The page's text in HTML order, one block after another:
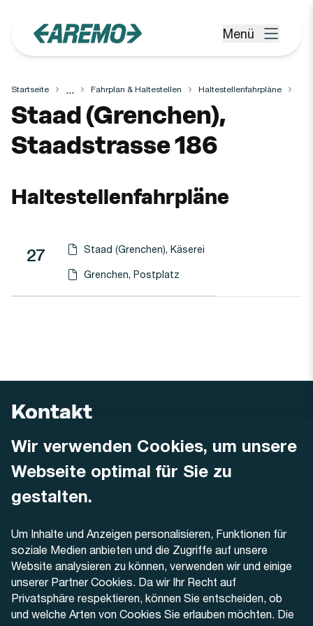
Wir verwenden Cookies, um unsere
Webseite optimal für Sie zu
gestalten.
Um Inhalte und Anzeigen personalisieren, Funktionen für
soziale Medien anbieten und die Zugriffe auf unsere
Website analysieren zu können, verwenden wir und einige
unserer Partner Cookies. Da wir Ihr Recht auf
Privatsphäre respektieren, können Sie entscheiden, ob
und welche Arten von Cookies Sie erlauben möchten. Die
Menü öffnen
Menü
Startseite ... Fahrplan & Haltestellen Haltestellenfahrpläne
Haltestelle
Staad (Grenchen),
Staadstrasse 186
Haltestellenfahrpläne
Linie Richtung
Linie
27 Haltestellen-PDF herunterladen für
Staad (Grenchen), Käserei
(Öffnet in einen neuen Tab oder Fenster)
Haltestellen-PDF herunterladen für
Grenchen, Postplatz
(Öffnet in einen neuen Tab oder Fenster)
Kontakt
AREMO
Dornacherstrasse 48
4500 Solothurn
+41 32 622 37 22
Kontaktformular